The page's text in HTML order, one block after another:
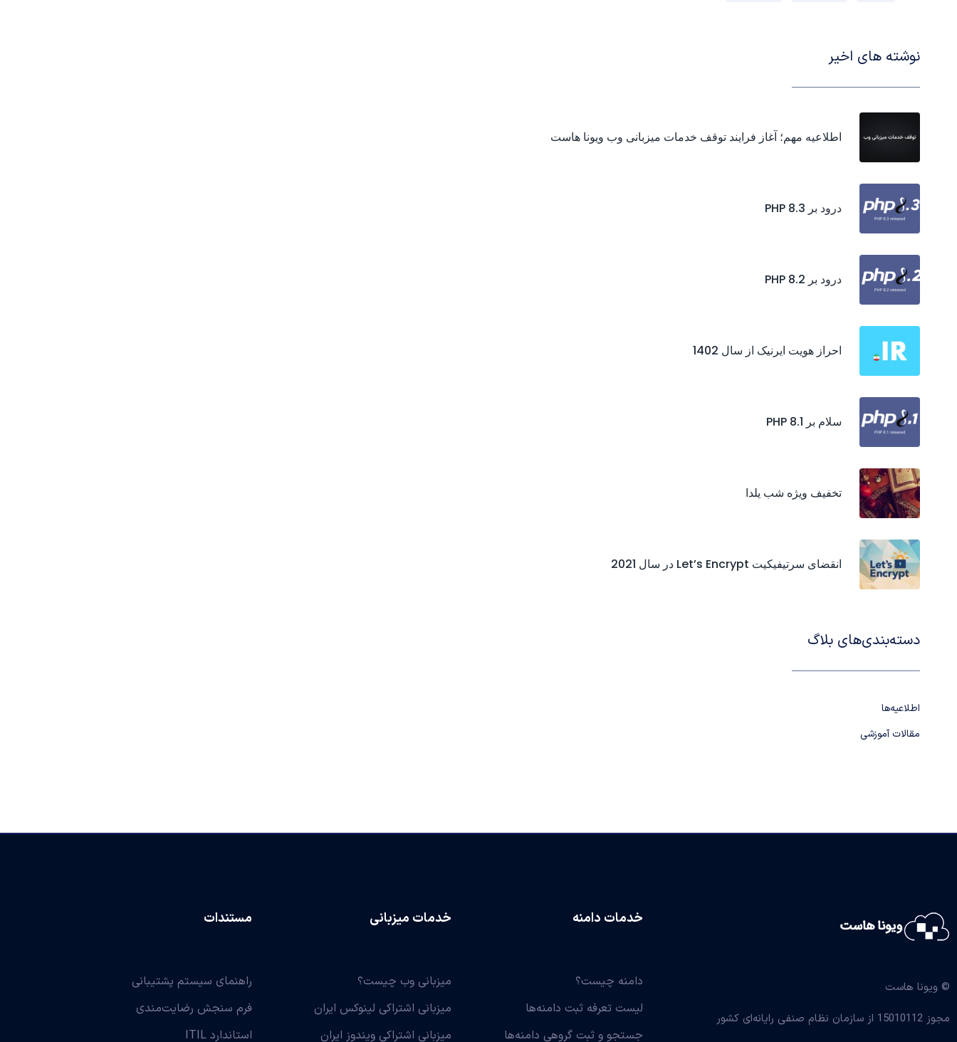
نوشته های اخیر
اطلاعیه مهم؛ آغاز فرایند توقف خدمات میزبانی وب ویونا هاست
درود بر PHP 8.3
درود بر PHP 8.2
احراز هويت ايرنيک از سال 1402
سلام بر PHP 8.1
تخفیف ویژه شب یلدا
انقضای سرتیفیکیت‌ Let’s Encrypt در سال 2021
دسته‌بندی‌های بلاگ
اطلاعیه‌ها
مقالات آموزشی
© ویونا هاست
مجوز 15010112 از سازمان نظام صنفی
رایانه‌ای کشور
خدمات دامنه
دامنه چیست؟
لیست تعرفه ثبت دامنه‌ها
جستجو و ثبت گروهی دامنه‌ها
خدمات میزبانی
میزبانی وب چیست؟
میزبانی اشتراکی لینوکس ایران
میزبانی اشتراکی ویندوز ایران
مستندات
راهنمای سیستم پشتیبانی
فرم سنجش رضایت‌مندی
استاندارد ITIL